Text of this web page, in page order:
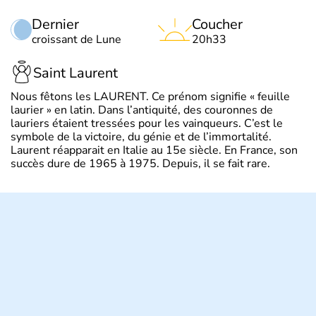
Dernier
croissant de Lune
Coucher
20h33
Saint Laurent
Nous fêtons les LAURENT. Ce prénom signifie « feuille
laurier » en latin. Dans l’antiquité, des couronnes de
lauriers étaient tressées pour les vainqueurs. C’est le
symbole de la victoire, du génie et de l’immortalité.
Laurent réapparait en Italie au 15e siècle. En France, son
succès dure de 1965 à 1975. Depuis, il se fait rare.